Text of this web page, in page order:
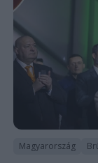
Magyarország